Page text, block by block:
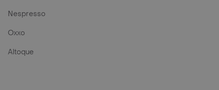
Nespresso
Oxxo
Altoque